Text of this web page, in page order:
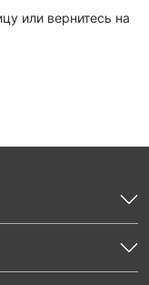
или вернитесь на